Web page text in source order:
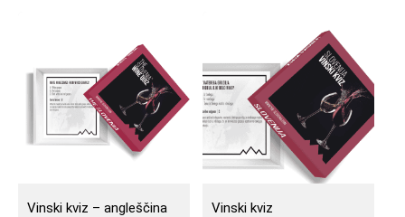
Vinski kviz – angleščina Vinski kviz